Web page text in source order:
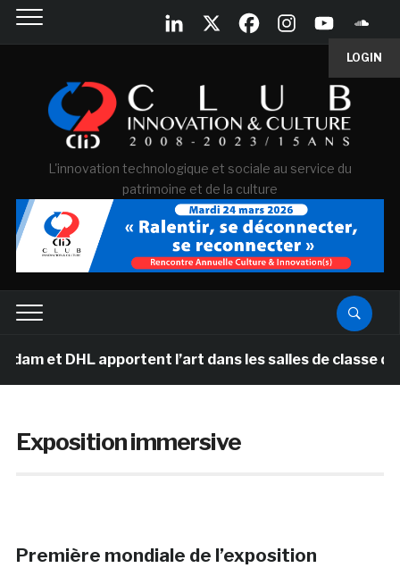
LOGIN
L'innovation technologique et sociale au service du
patrimoine et de la culture
DHL apportent l’art dans les salles de classe des
Exposition immersive
Première mondiale de l’exposition